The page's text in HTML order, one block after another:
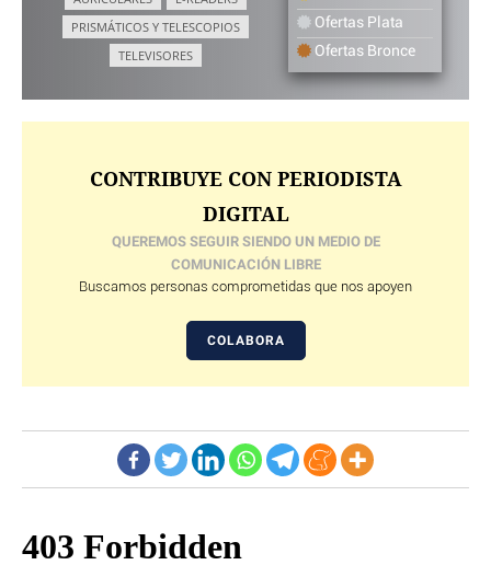
PRISMÁTICOS Y TELESCOPIOS
TELEVISORES
Ofertas Plata
Ofertas Bronce
CONTRIBUYE CON PERIODISTA
DIGITAL
QUEREMOS SEGUIR SIENDO UN MEDIO DE
COMUNICACIÓN LIBRE
Buscamos personas comprometidas que nos apoyen
COLABORA